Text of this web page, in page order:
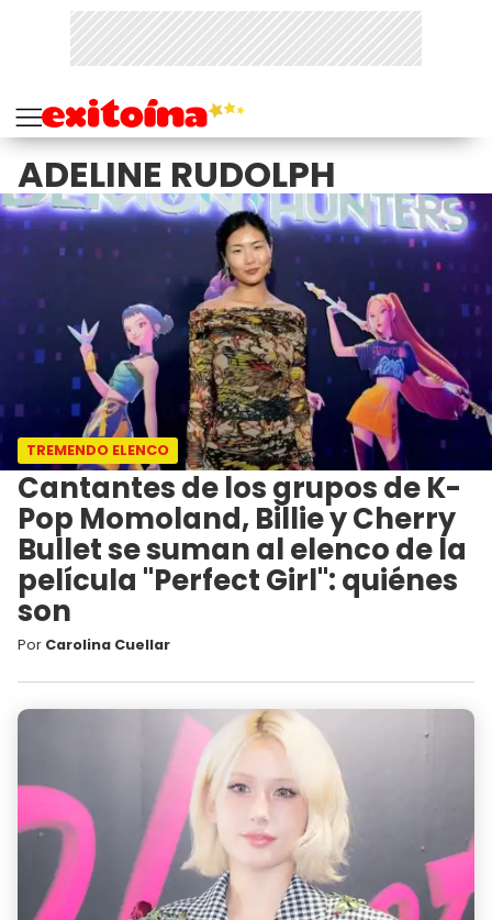
ADELINE RUDOLPH
TREMENDO ELENCO
Cantantes de los grupos de K-
Pop Momoland, Billie y Cherry
Bullet se suman al elenco de la
película "Perfect Girl": quiénes
son
Por Carolina Cuellar